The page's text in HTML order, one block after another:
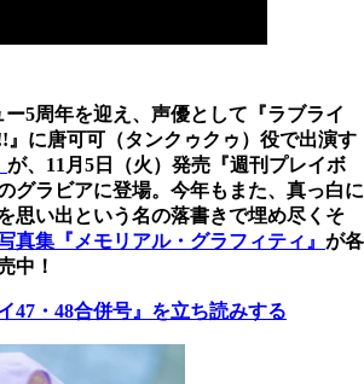
5周年を迎え、声優として『ラブライ
』に唐可可（タンクゥクゥ）役で出演す
が、11月5日（火）発売『週刊プレイボ
グラビアに登場。今年もまた、真っ白に
思い出という名の落書きで埋め尽くそ
真集『メモリアル・グラフィティ』 が各
中！
47・48合併号』を立ち読みする